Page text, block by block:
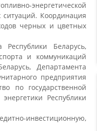
энергетической
Координация
черных и цветных
Республики Беларусь,
и коммуникаций
Департамента
предприятия
по государственной
Республики
инвестиционную,